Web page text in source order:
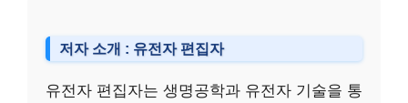
저자 소개 : 유전자 편집자
유전자 편집자는 생명공학과 유전자 기술을 통